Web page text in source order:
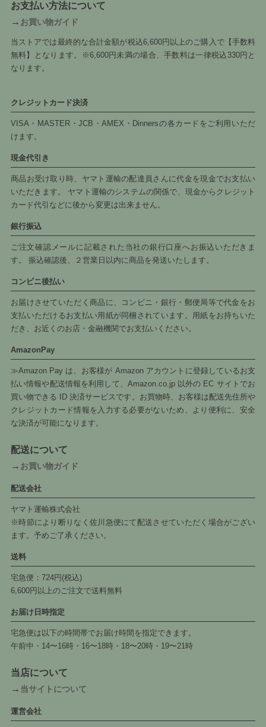
お支払い方法について
→ お買い物ガイド
当ストアでは最終的な合計金額が税込6,600円以上のご購入で【手数料
無料】となります。※6,600円未満の場合、手数料は一律税込330円と
なります。
クレジットカード決済
VISA・MASTER・JCB・AMEX・Dinnersの各カードをご利用いただ
けます。
現金代引き
商品お受け取り時、ヤマト運輸の配達員さんに代金を現金でお支払い
いただきます。 ヤマト運輸のシステムの関係で、現金からクレジット
カード代引などに後から変更は出来ません。
銀行振込
ご注文確認メールに記載された当社の銀行口座へお振込いただきま
す。 振込確認後、２営業日以内に商品を発送いたします。
コンビニ後払い
お届けさせていただく商品に、コンビニ・銀行・郵便局等で代金をお
支払いただけるお支払い用紙が同梱されています。用紙をお持ちいた
だき、お近くのお店・金融機関でお支払いください。
AmazonPay
≫Amazon Pay は、お客様が Amazon アカウントに登録しているお支
払い情報や配送情報を利用して、Amazon.co.jp 以外の EC サイトでお
買い物できる ID 決済サービスです。お買物時、お客様は配送先住所や
クレジットカード情報を入力する必要がないため、より便利に、安全
な決済が可能になります。
配送について
→ お買い物ガイド
配送会社
ヤマト運輸株式会社
※時節により断りなく佐川急便にて配送させていただく場合がござい
ます。予めご了承ください。
送料
宅急便：724円(税込)
6,600円以上のご注文で送料無料
お届け日時指定
宅急便は以下の時間帯でお届け時間を指定できます。
午前中・14〜16時・16〜18時・18〜20時・19〜21時
当店について
→ 当サイトについて
運営会社